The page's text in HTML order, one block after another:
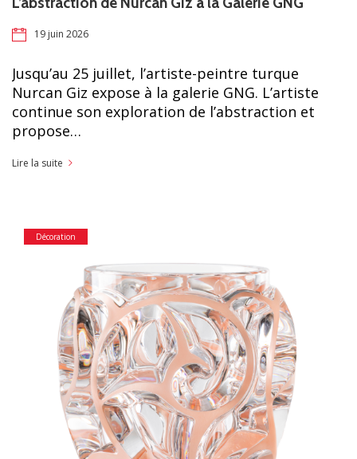
19 juin 2026
Jusqu’au 25 juillet, l’artiste-peintre turque
Nurcan Giz expose à la galerie GNG. L’artiste
continue son exploration de l’abstraction et
propose…
Lire la suite
Décoration